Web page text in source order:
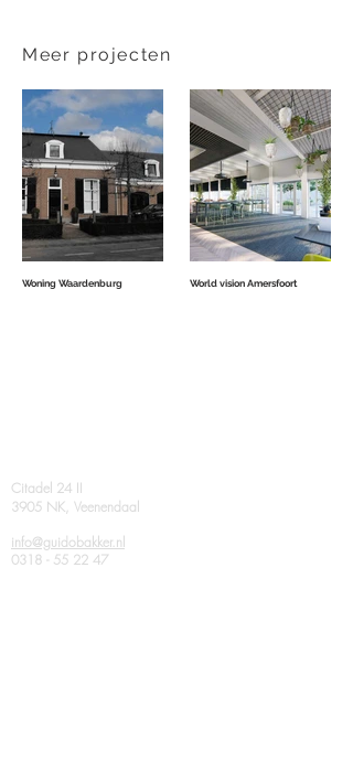
Meer projecten
Woning Waardenburg World vision Amersfoort
Citadel 24 II
3905 NK, Veenendaal
info@guidobakker.nl
0318 - 55 22 47